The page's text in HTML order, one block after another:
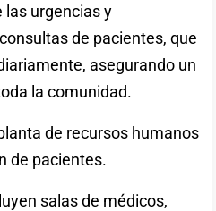
urgencias y
de pacientes, que
asegurando un
la comunidad.
de recursos humanos
de pacientes.
salas de médicos,